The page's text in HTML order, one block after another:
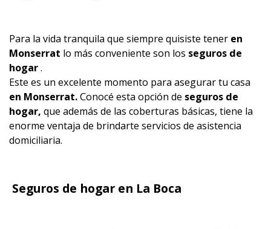
Para la vida tranquila que siempre quisiste tener en
Monserrat lo más conveniente son los seguros de
hogar.
Este es un excelente momento para asegurar tu casa
en Monserrat.Conocé esta opción de seguros de
hogar, que además de las coberturas básicas, tiene la
enorme ventaja de brindarte servicios de asistencia
domiciliaria.
Seguros de hogar en La Boca